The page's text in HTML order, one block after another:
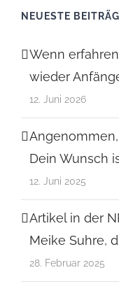
NEUESTE
Wenn
wieder
12. Juni 2026
Dein Wunsch
12. Juni 2025
Artikel in der
Meike Suhre,
28. Februar 2025